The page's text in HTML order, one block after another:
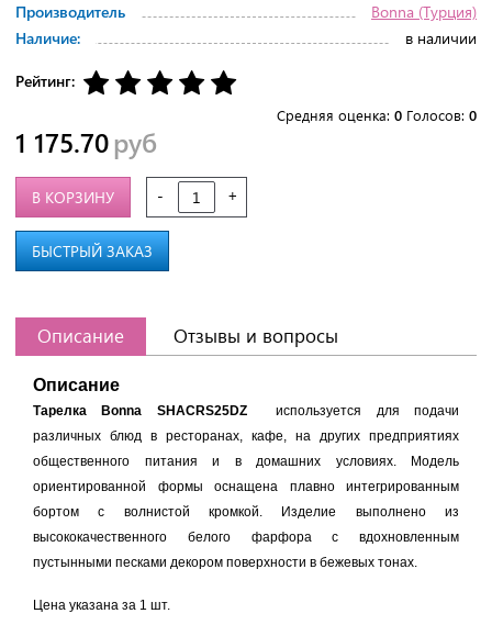
Производитель
Bonna (Турция)
Наличие:
в наличии
Рейтинг:
Средняя оценка: 0 Голосов: 0
1 175.70руб
- +
В КОРЗИНУ
БЫСТРЫЙ ЗАКАЗ
Описание Отзывы и вопросы
Описание
Тарелка Bonna SHACRS25DZиспользуется для подачи
различных блюд в ресторанах, кафе, на других предприятиях
общественного питания и в домашних условиях. Модель
ориентированной формы оснащена плавно интегрированным
бортом с волнистой кромкой. Изделие выполнено из
высококачественного белого фарфора с вдохновленным
пустынными песками декором поверхности в бежевых тонах.
Цена указана за 1 шт.